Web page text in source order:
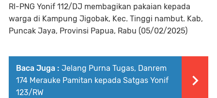
RI-PNG Yonif 112/DJ membagikan pakaian kepada
warga di Kampung Jigobak, Kec. Tinggi nambut. Kab,
Puncak Jaya, Provinsi Papua, Rabu (05/02/2025)
Baca Juga : Jelang Purna Tugas, Danrem
174 Merauke Pamitan kepada Satgas Yonif
123/RW